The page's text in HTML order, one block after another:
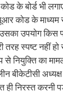
के बोर्ड भी
कोड के माध्यम
उपयोग किस
तरह स्पष्ट नहीं
नियुक्ति का
बीकेटीसी
ही निरस्त करनी